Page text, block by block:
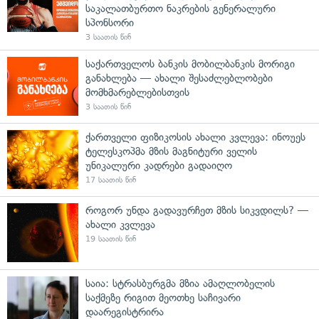
საკალათბურთო ნაკრების გენერალური
სპონსორი
3 საათის წინ
საქართველოს ბანკის მობილბანკის მორიგი
განახლება — ახალი შესაძლებლობები
მომხმარებლებისთვის
3 საათის წინ
ქართველი ფიზიკოსის ახალი კვლევა: ინოუეს
ტელესკოპმა მზის მაგნიტური ველის
უნიკალური კადრები გადაიღო
17 საათის წინ
როგორ უნდა გადავურჩეთ მზის სიკვდილს? —
ახალი კვლევა
19 საათის წინ
საია: სტრასბურგმა მზია ამაღლობელის
საქმეზე რიგით მეოთხე საჩივარი
დაარეგისტრირა